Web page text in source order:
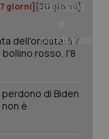
giorni] [30 giorni]
dell'ondata: il 7
rosso, l'8
perdono di Biden.
è
LLC